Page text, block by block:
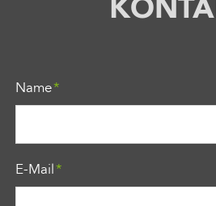
Pflichtfeld
Name*
Pflichtfeld
E-Mail*